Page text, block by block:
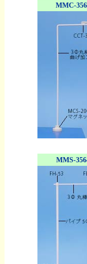
MMC-
MMS-